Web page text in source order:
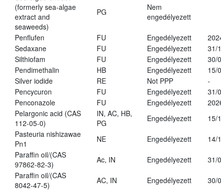
(formerly sea-algae
extract and
seaweeds)
PG
Nem
engedélyezett
Penflufen FU Engedélyezett
Sedaxane
FU Engedélyezett
31/
Silthiofam
FU Engedélyezett
30/
Pendimethalin
HB Engedélyezett
15/
Silver iodide
RE Not PPP
-
Pencycuron
FU Engedélyezett
31/
Penconazole
FU Engedélyezett
Pelargonic acid (CAS
112-05-0)
IN, AC, HB,
PG
Engedélyezett
15/
Pasteuria nishizawae
Pn1
NE Engedélyezett
14/
Paraffin oil/(CAS
97862-82-3)
Ac, IN Engedélyezett
31/
Paraffin oil/(CAS
8042-47-5)
AC, IN Engedélyezett 30/